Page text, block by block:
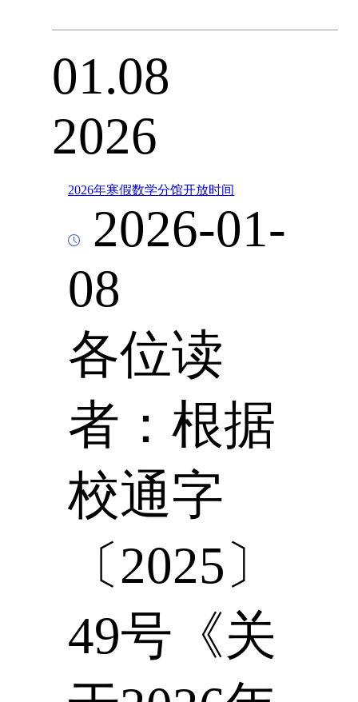
01.08
2026
2026年寒假数学分馆开放时间
2026-01-
08
各位读
者：根据
校通字
〔2025〕
49号《关